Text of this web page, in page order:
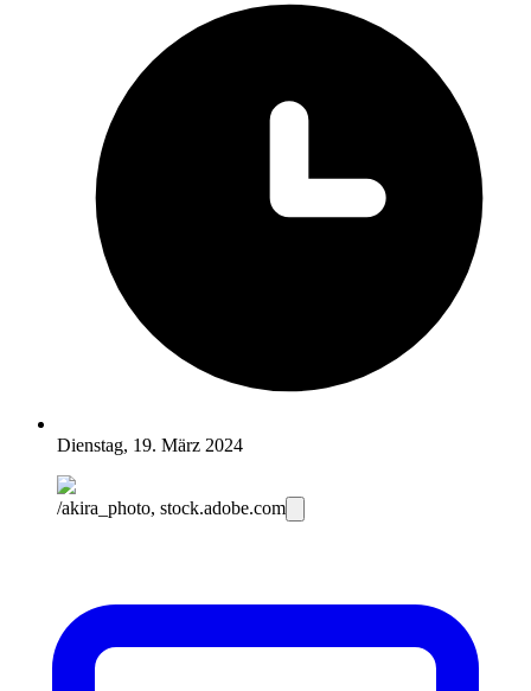
Dienstag, 19. März 2024
/akira_photo, stock.adobe.com